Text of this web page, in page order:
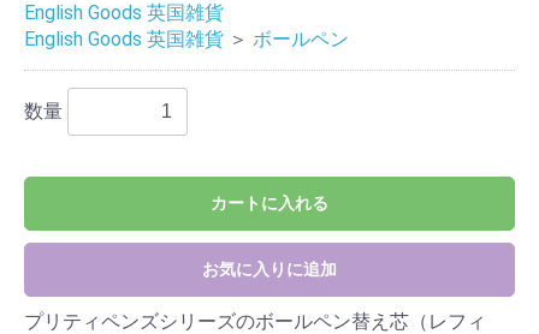
English Goods 英国雑貨
English Goods 英国雑貨 ＞ ボールペン
数量
カートに入れる
お気に入りに追加
プリティペンズシリーズのボールペン替え芯（レフィ